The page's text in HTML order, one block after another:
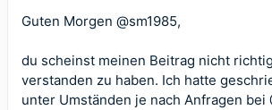
Guten Morgen @sm1985,
du scheinst meinen Beitrag nicht
verstanden zu haben. Ich hatte
unter Umständen je nach Anfragen bei